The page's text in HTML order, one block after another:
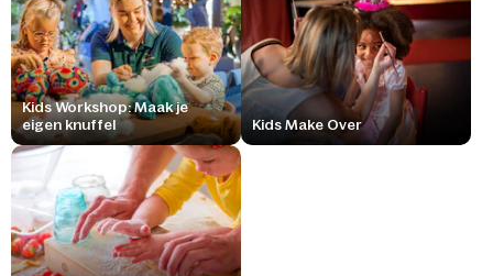
Kids Workshop: Maak je
eigen knuffel
Kids Make Over